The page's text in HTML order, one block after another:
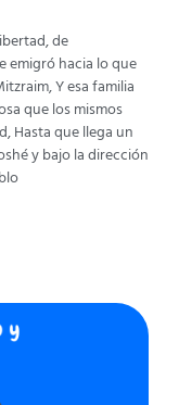
de
emigró hacia lo que
Y esa familia
que los mismos
Hasta que llega un
y bajo la dirección